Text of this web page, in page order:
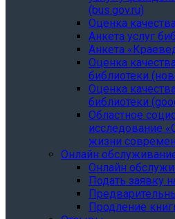
(bus.gov.ru)
Оценка
Анкета услуг
Анкета
Oценка
библиотеки
Oценка
библиотеки
Областное
исследование
жизни
Онлайн
Онлайн
Подать заявку
Продление